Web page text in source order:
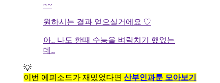
~~
원하시는 결과 얻으실거에요 ♡
아.. 나도 한때 수능을 벼락치기 했었는
데..
💡
이번 에피소드가 재밌었다면 산부인과툰 모아보기